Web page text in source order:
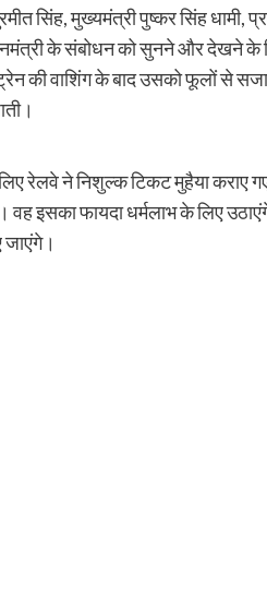
सिंह, मुख्यमंत्री पुष्कर सिंह धामी,
के संबोधन को सुनने और देखने
की वाशिंग के बाद उसको फूलों से
रेलवे ने निशुल्क टिकट मुहैया कराए
है। वह इसका फायदा धर्मलाभ के लिए
जाएंगे।